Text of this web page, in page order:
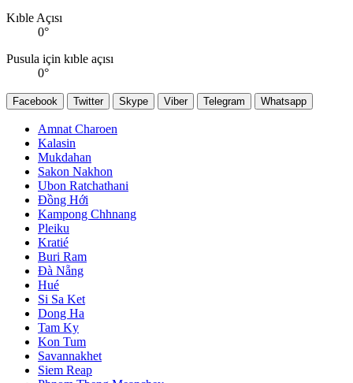
Kıble Açısı
0°
Pusula için kıble açısı
0°
Facebook Twitter Skype Viber Telegram Whatsapp
Amnat Charoen
Kalasin
Mukdahan
Sakon Nakhon
Ubon Ratchathani
Đồng Hới
Kampong Chhnang
Pleiku
Kratié
Buri Ram
Đà Nẵng
Hué
Si Sa Ket
Dong Ha
Tam Ky
Kon Tum
Savannakhet
Siem Reap